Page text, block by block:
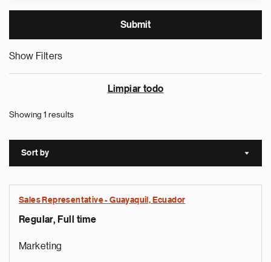
Show Filters
Limpiar todo
Showing 1 results
Sort by Sort
Sales Representative - Guayaquil, Ecuador
Regular, Full time
Marketing